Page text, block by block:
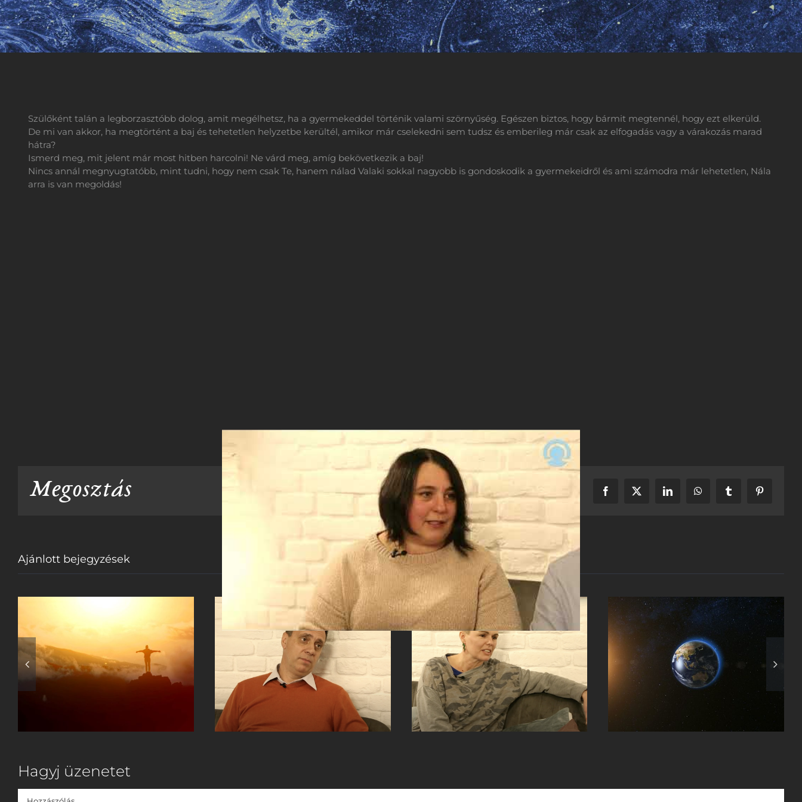
Szülőként talán a legborzasztóbb dolog, amit megélhetsz, ha a gyermekeddel történik valami szörnyűség. Egészen biztos, hogy bármit megtennél, hogy ezt elkerüld.
De mi van akkor, ha megtörtént a baj és tehetetlen helyzetbe kerültél, amikor már cselekedni sem tudsz és emberileg már csak az elfogadás vagy a várakozás marad
hátra?
Ismerd meg, mit jelent már most hitben harcolni! Ne várd meg, amíg bekövetkezik a baj!
Nincs annál megnyugtatóbb, mint tudni, hogy nem csak Te, hanem nálad Valaki sokkal nagyobb is gondoskodik a gyermekeidről és ami számodra már lehetetlen, Nála
arra is van megoldás!
Megosztás Facebook
X LinkedInWhatsAppTumblr Pinterest
Ajánlott bejegyzések
3% esély a
túlélésre – Van
Nem találod a
megoldást?
Létezik Isten?
Az imádság
pszichológiája
Hagyj üzenetet